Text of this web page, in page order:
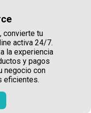
convierte tu
activa 24/7.
la experiencia
y pagos
negocio con
eficientes.